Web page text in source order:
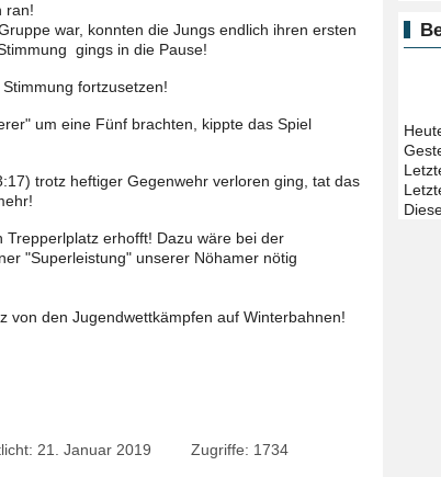
ran!
war, konnten die Jungs endlich ihren ersten
gings in die Pause!
fortzusetzen!
um eine Fünf brachten, kippte das Spiel
trotz heftiger Gegenwehr verloren ging, tat das
Trepperlplatz erhofft! Dazu wäre bei der
"Superleistung" unserer Nöhamer nötig
von den Jugendwettkämpfen auf Winterbahnen!
21. Januar 2019 Zugriffe: 1734